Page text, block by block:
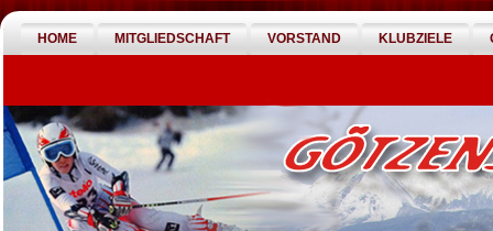
HOME MITGLIEDSCHAFT VORSTAND KLUBZIELE